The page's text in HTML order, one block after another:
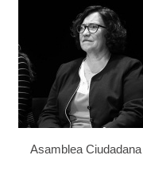
Asamblea Ciudadana